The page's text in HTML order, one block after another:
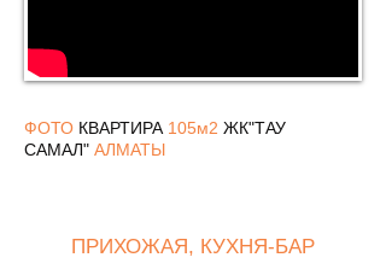
ФОТО КВАРТИРА 105м2 ЖК"ТАУ
САМАЛ" АЛМАТЫ
ПРИХОЖАЯ, КУХНЯ-БАР